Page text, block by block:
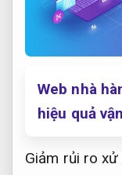
Web nhà
hiệu quả
Giảm rủi ro xử